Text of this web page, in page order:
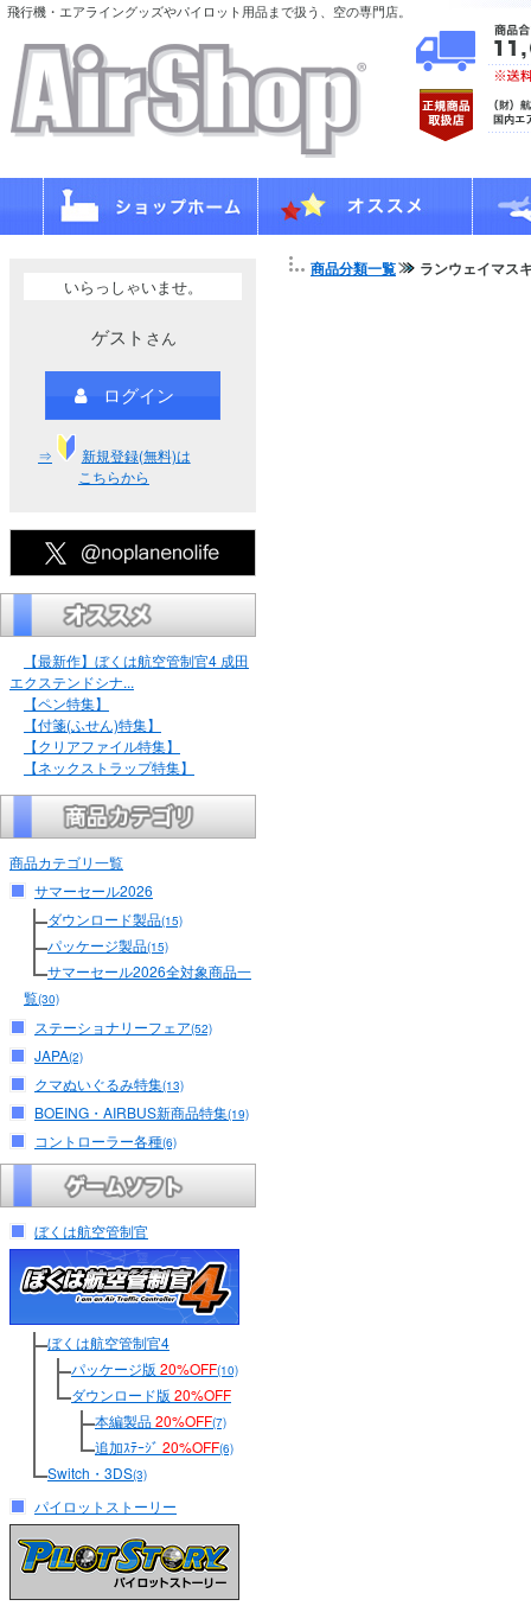
飛行機・エアライングッズやパイロット用品まで扱う、空の専門店。
いらっしゃいませ。
ゲスト さん
ログイン
⇒
新規登録(無料)は
こちらから
【最新作】ぼくは航空管制官4 成田
エクステンドシナ...
【ペン特集】
【付箋(ふせん)特集】
【クリアファイル特集】
【ネックストラップ特集】
商品カテゴリ一覧
サマーセール2026
ダウンロード製品(15)
パッケージ製品(15)
サマーセール2026全対象商品一
覧(30)
ステーショナリーフェア(52)
JAPA(2)
クマぬいぐるみ特集(13)
BOEING・AIRBUS新商品特集(19)
コントローラー各種(6)
ぼくは航空管制官
ぼくは航空管制官4
パッケージ版 20%OFF(10)
ダウンロード版 20%OFF
本編製品20%OFF(7)
追加ｽﾃｰｼﾞ 20%OFF(6)
Switch・3DS(3)
パイロットストーリー
商品分類一覧 ランウェイマス